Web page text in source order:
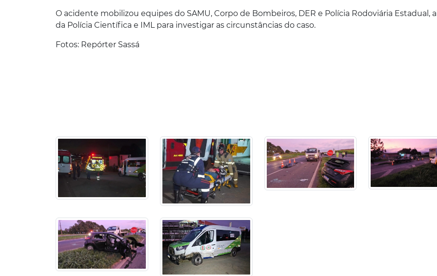
O acidente mobilizou equipes do SAMU, Corpo de Bombeiros, DER e Polícia Rodoviária Estadual,
da Polícia Científica e IML para investigar as circunstâncias do caso.
Fotos: Repórter Sassá